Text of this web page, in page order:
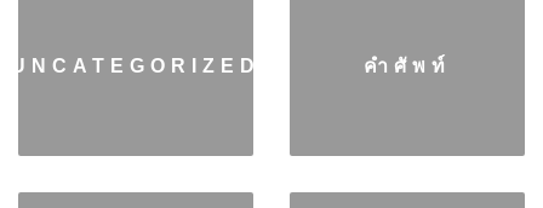
UNCATEGORIZED คำศัพท์